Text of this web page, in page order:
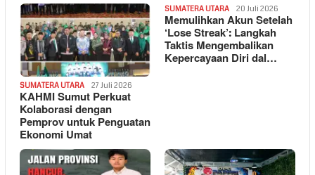
SUMATERA UTARA 27 Juli 2026
KAHMI Sumut Perkuat
Kolaborasi dengan
Pemprov untuk Penguatan
Ekonomi Umat
SUMATERA UTARA 20 Juli 2026
Memulihkan Akun Setelah
‘Lose Streak’: Langkah
Taktis Mengembalikan
Kepercayaan Diri dal…